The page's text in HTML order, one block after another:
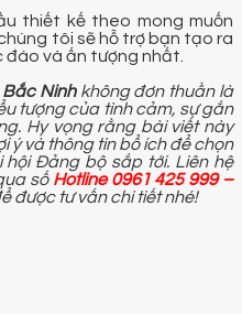
thiết kế theo mong muốn
tôi sẽ hỗ trợ bạn tạo ra
và ấn tượng nhất.
Ninhkhông đơn thuần là
tượng của tình cảm, sự gắn
Hy vọng rằng bài viết này
ý và thông tin bổ ích để chọn
Đảng bộ sắp tới. Liên hệ
số Hotline 0961 425 999 –
được tư vấn chi tiết nhé!